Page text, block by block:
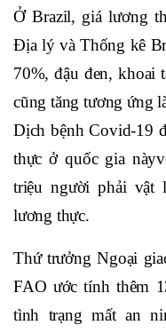
Ở Brazil, giá lương
Địa lý và Thống kê
70%, đậu đen, khoai
cũng tăng tương ứng
Dịch bệnh Covid-19
thực ở quốc gia
triệu người phải vật
lương thực.
Thứ trưởng Ngoại
FAO ước tính thêm
tình trạng mất an